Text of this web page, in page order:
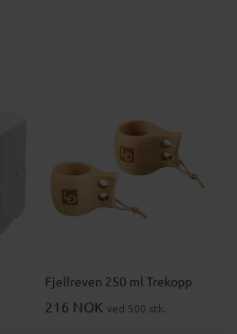
Fjellreven 250 ml Trekopp
216 NOK ved 500 stk.